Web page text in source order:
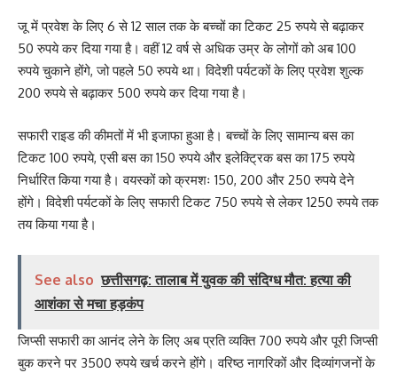
जू में प्रवेश के लिए 6 से 12 साल तक के बच्चों का टिकट 25 रुपये से बढ़ाकर
50 रुपये कर दिया गया है। वहीं 12 वर्ष से अधिक उम्र के लोगों को अब 100
रुपये चुकाने होंगे, जो पहले 50 रुपये था। विदेशी पर्यटकों के लिए प्रवेश शुल्क
200 रुपये से बढ़ाकर 500 रुपये कर दिया गया है।
सफारी राइड की कीमतों में भी इजाफा हुआ है। बच्चों के लिए सामान्य बस का
टिकट 100 रुपये, एसी बस का 150 रुपये और इलेक्ट्रिक बस का 175 रुपये
निर्धारित किया गया है। वयस्कों को क्रमशः 150, 200 और 250 रुपये देने
होंगे। विदेशी पर्यटकों के लिए सफारी टिकट 750 रुपये से लेकर 1250 रुपये तक
तय किया गया है।
See also छत्तीसगढ़: तालाब में युवक की संदिग्ध मौत: हत्या की
आशंका से मचा हड़कंप
जिप्सी सफारी का आनंद लेने के लिए अब प्रति व्यक्ति 700 रुपये और पूरी जिप्सी
बुक करने पर 3500 रुपये खर्च करने होंगे। वरिष्ठ नागरिकों और दिव्यांगजनों के